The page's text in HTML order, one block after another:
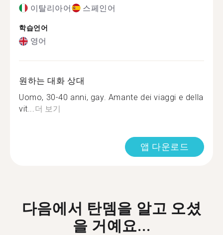
이탈리아어 스페인어
학습언어
영어
원하는 대화 상대
Uomo, 30-40 anni, gay. Amante dei viaggi e della
vit...더 보기
앱 다운로드
다음에서 탄뎀을 알고 오셨
을 거예요...